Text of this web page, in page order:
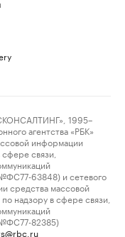
1995–
агентства «РБК»
информации
связи,
63848) и сетевого
средства массовой
надзору в сфере связи,
82385)